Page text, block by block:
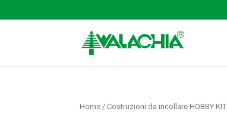
Home / Costruzioni da incollare HOBBY KIT